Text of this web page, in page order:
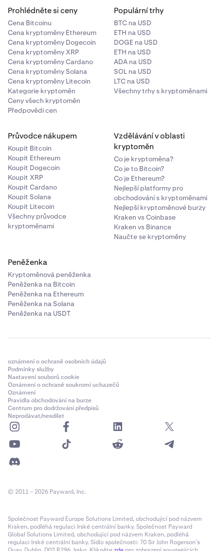
Prohlédněte si ceny
Cena Bitcoinu
Cena kryptoměny Ethereum
Cena kryptoměny Dogecoin
Cena kryptoměny XRP
Cena kryptoměny Cardano
Cena kryptoměny Solana
Cena kryptoměny Litecoin
Kategorie kryptoměn
Ceny všech kryptoměn
Předpovědi cen
Populární trhy
BTC na USD
ETH na USD
DOGE na USD
ETH na USD
ADA na USD
SOL na USD
LTC na USD
Všechny trhy s kryptoměnami
Průvodce nákupem
Koupit Bitcoin
Koupit Ethereum
Koupit Dogecoin
Koupit XRP
Koupit Cardano
Koupit Solana
Koupit Litecoin
Všechny průvodce
kryptoměnami
Vzdělávání v oblasti
kryptoměn
Co je kryptoměna?
Co je to Bitcoin?
Co je Ethereum?
Nejlepší platformy pro
obchodování s kryptoměnami
Nejlepší kryptoměnové burzy
Kraken vs Coinbase
Kraken vs Binance
Naučte se kryptoměny
Peněženka
Kryptoměnová peněženka
Peněženka na Bitcoin
Peněženka na Ethereum
Peněženka na Solana
Peněženka na USDT
oznámení o ochraně osobních údajů
Podmínky služby
Nastavení souborů cookie
Oznámení o ochraně soukromí uchazečů
Oznámení
Pravidla obchodování na burze
Centrum pro dodržování předpisů
Neprodávat/nesdílet
© 2011 – 2026 Payward, Inc.
Společnost Payward Europe Solutions Limited, obchodující pod názvem
Kraken, podléhá regulaci Irské centrální banky. Společnost Payward
Global Solutions Limited, obchodující pod názvem Kraken, podléhá
regulaci Irské centrální banky. Sídlo společnosti: 70 Sir John Rogerson’s